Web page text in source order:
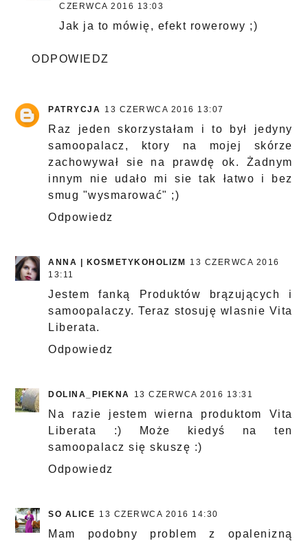
CZERWCA 2016 13:03
Jak ja to mówię, efekt rowerowy ;)
ODPOWIEDZ
PATRYCJA 13 CZERWCA 2016 13:07
Raz jeden skorzystałam i to był jedyny
samoopalacz, ktory na mojej skórze
zachowywał sie na prawdę ok. Żadnym
innym nie udało mi sie tak łatwo i bez
smug "wysmarować" ;)
Odpowiedz
ANNA | KOSMETYKOHOLIZM
13 CZERWCA 2016
13:11
Jestem fanką Produktów brązujących i
samoopalaczy. Teraz stosuję wlasnie Vita
Liberata.
Odpowiedz
DOLINA_PIEKNA 13 CZERWCA 2016 13:31
Na razie jestem wierna produktom Vita
Liberata :) Może kiedyś na ten
samoopalacz się skuszę :)
Odpowiedz
SO ALICE 13 CZERWCA 2016 14:30
Mam podobny problem z opalenizną